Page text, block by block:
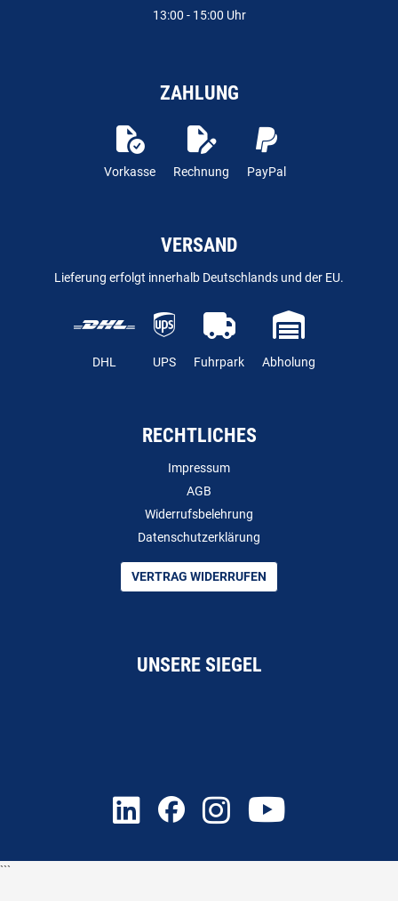
13:00 - 15:00 Uhr
ZAHLUNG
Vorkasse Rechnung PayPal
VERSAND
Lieferung erfolgt innerhalb Deutschlands und der EU.
DHL UPS Fuhrpark Abholung
RECHTLICHES
Impressum
AGB
Widerrufsbelehrung
Datenschutzerklärung
VERTRAG WIDERRUFEN
UNSERE SIEGEL
```